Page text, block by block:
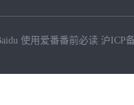
使用爱番番前必读 沪ICP